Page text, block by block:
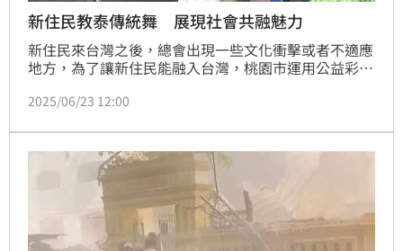
新住民教泰傳統舞 展現社會共融魅力
新住民來台灣之後，總會出現一些文化衝擊或者不適應
地方，為了讓新住民能融入台灣，桃園市運用公益彩券
活之外，也會進行社區文化導讀，讓民眾更認識新住民
國舞、學泰語。
2025/06/23 12:00